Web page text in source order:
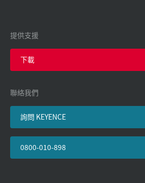
提供支援
下載
聯絡我們
詢問 KEYENCE
0800-010-898